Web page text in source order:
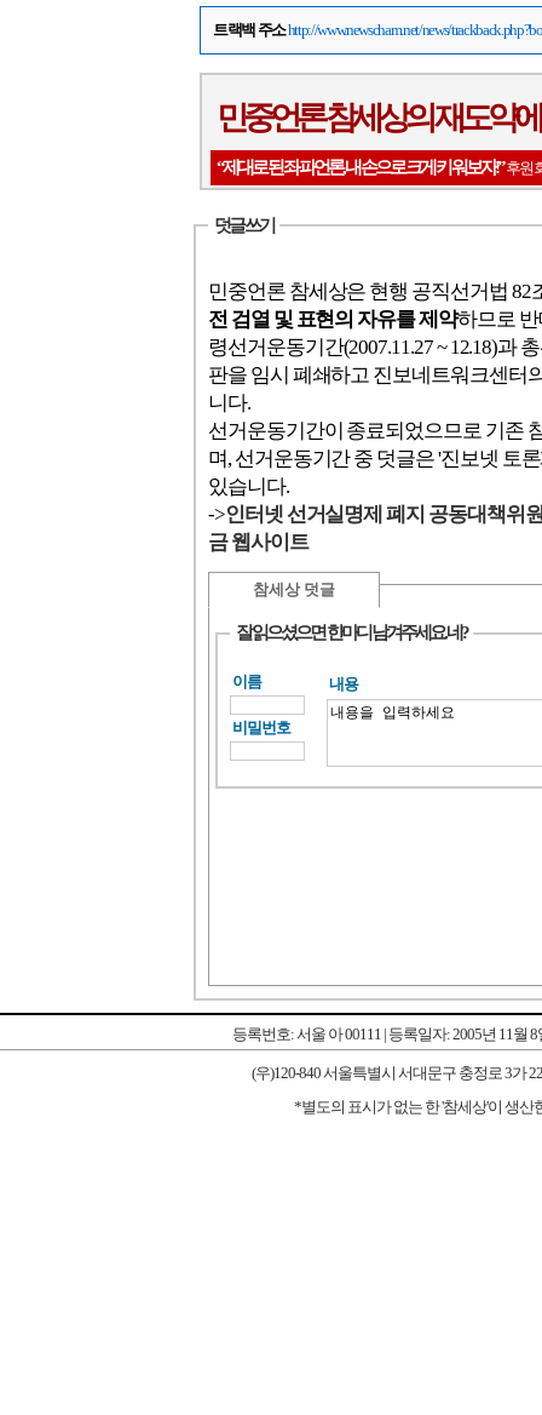
트랙백 주소http://www.newscham.net/news/
민중언론 참세상의 재도약
“제대로 된 좌파언론, 내 손으로 크게 키워보자!”후원
덧글 쓰기
민중언론 참세상은 현행 공직선거법
전 검열 및 표현의 자유를 제약하므로
령선거운동기간(2007.11.27 ~ 12.18)과
판을 임시 폐쇄하고 진보네트워크센터
니다.
선거운동기간이 종료되었으므로 기존
며, 선거운동기간 중 덧글은 '진보넷 토
있습니다.
->인터넷 선거실명제 폐지 공동대책위
금 웹사이트
참세상 덧글
잘 읽으셨으면 한마디 남겨주세요. 네?
이름
비밀번호
내용
등록번호: 서울 아 00111 | 등록일자: 2005년 11월
(우)120-840 서울특별시 서대문구 충정로 3가
*별도의 표시가 없는 한 '참세상'이 생산